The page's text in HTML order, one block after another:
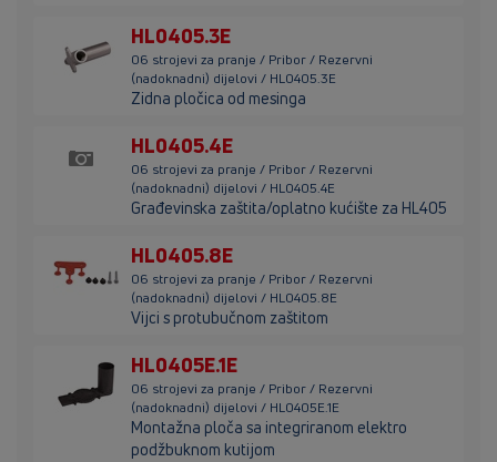
HL0405.3E
06 strojevi za pranje / Pribor / Rezervni
(nadoknadni) dijelovi / HL0405.3E
Zidna pločica od mesinga
HL0405.4E
06 strojevi za pranje / Pribor / Rezervni
(nadoknadni) dijelovi / HL0405.4E
Građevinska zaštita/oplatno kućište za HL405
HL0405.8E
06 strojevi za pranje / Pribor / Rezervni
(nadoknadni) dijelovi / HL0405.8E
Vijci s protubučnom zaštitom
HL0405E.1E
06 strojevi za pranje / Pribor / Rezervni
(nadoknadni) dijelovi / HL0405E.1E
Montažna ploča sa integriranom elektro
podžbuknom kutijom